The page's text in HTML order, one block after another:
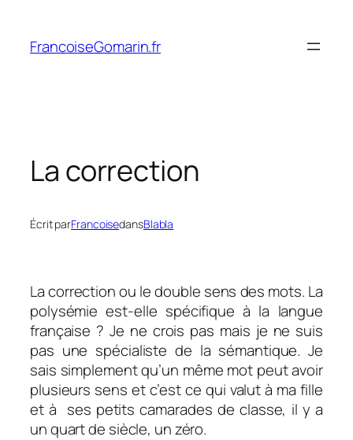
contenu
FrancoiseGomarin.fr
La correction
Écrit parFrancoisedansBlabla
La correction ou le double sens des mots. La
polysémie est-elle spécifique à la langue
française ? Je ne crois pas mais je ne suis
pas une spécialiste de la sémantique. Je
sais simplement qu’un même mot peut avoir
plusieurs sens et c’est ce qui valut à ma fille
et à ses petits camarades de classe, il y a
un quart de siècle, un zéro.